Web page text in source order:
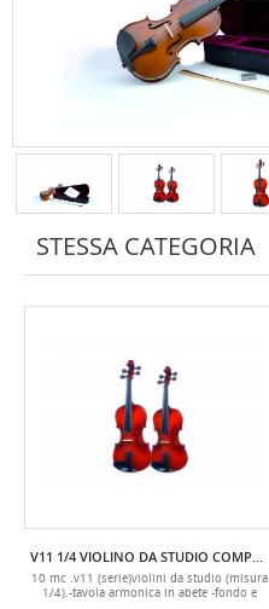
STESSA CATEGORIA
10 mc .v11 (serie)violini da studio (misura
1/4).-tavola armonica in abete -fondo e